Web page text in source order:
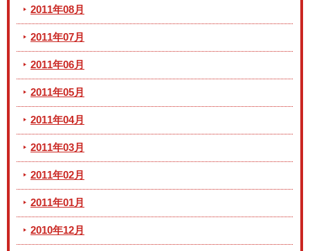
2011年08月
2011年07月
2011年06月
2011年05月
2011年04月
2011年03月
2011年02月
2011年01月
2010年12月